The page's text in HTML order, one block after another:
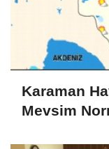
Karaman
Mevsim